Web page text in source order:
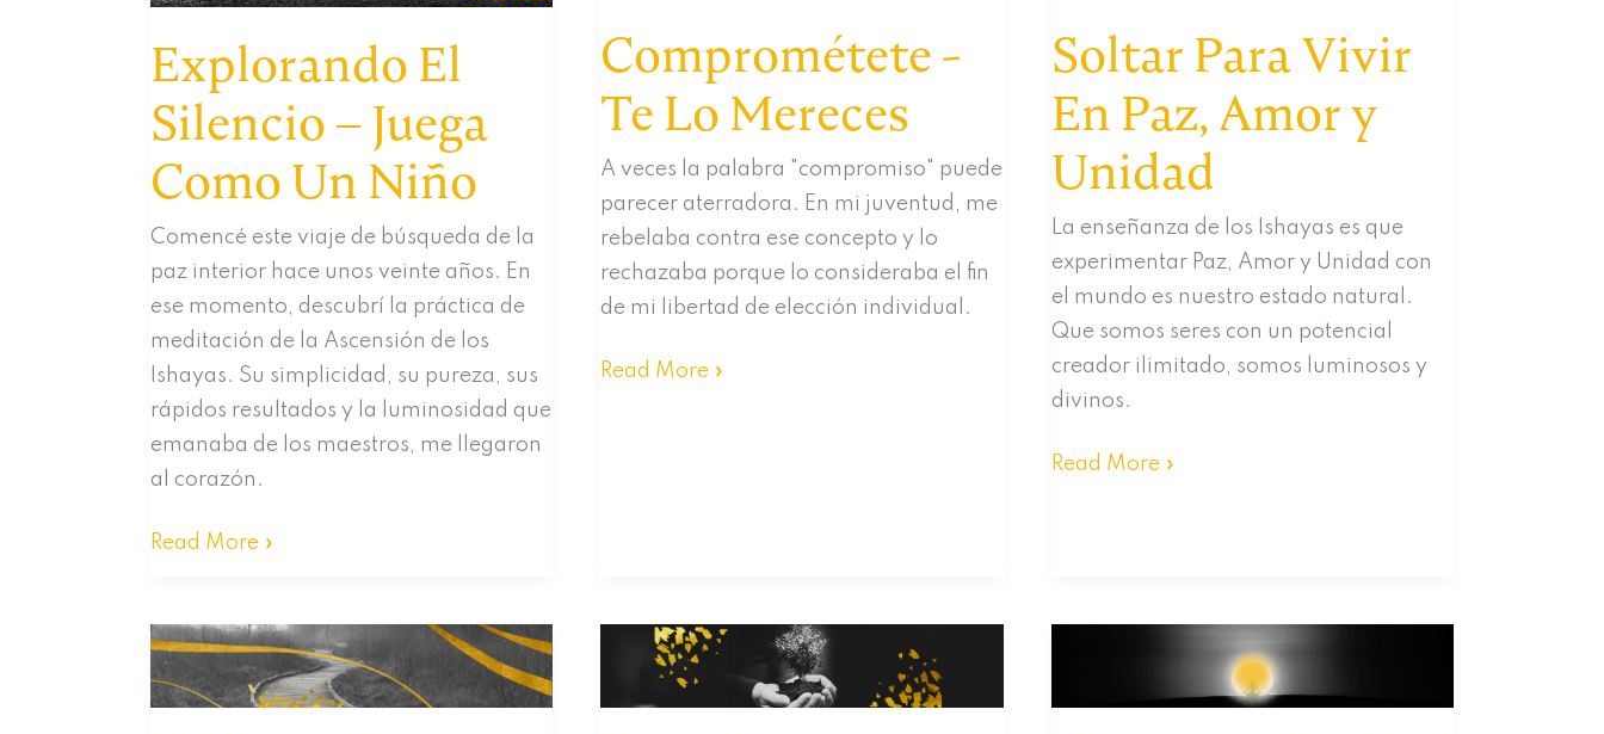
voces
tu
cabeza
Explorando El
Silencio – Juega
Como Un Niño
Comencé este viaje de búsqueda de la
paz interior hace unos veinte años. En
ese momento, descubrí la práctica de
meditación de la Ascensión de los
Ishayas. Su simplicidad, su pureza, sus
rápidos resultados y la luminosidad que
emanaba de los maestros, me llegaron
al corazón.
Explorando
–
Juega
Como
Read More »
Comprométete -
Te Lo Mereces
A veces la palabra "compromiso" puede
parecer aterradora. En mi juventud, me
rebelaba contra ese concepto y lo
rechazaba porque lo consideraba el fin
de mi libertad de elección individual.
Comprométete
Read More »
Soltar Para Vivir
En Paz, Amor y
Unidad
La enseñanza de los Ishayas es que
experimentar Paz, Amor y Unidad con
el mundo es nuestro estado natural.
Que somos seres con un potencial
creador ilimitado, somos luminosos y
divinos.
Soltar
Unidad
Read More »